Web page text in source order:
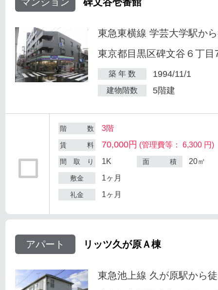
東急東横線 学芸大学駅か
東京都目黒区碑文谷６丁目
築 年 数 1994/11/1
建物階数 5階建
階 数 3階
賃 料 70,000円 (管理費等： 6,300 円)
間 取 り 1K 面 積 20㎡
敷金 1ヶ月
礼金 1ヶ月
アパート リッツ久が原Ａ棟
東急池上線 久が原駅から